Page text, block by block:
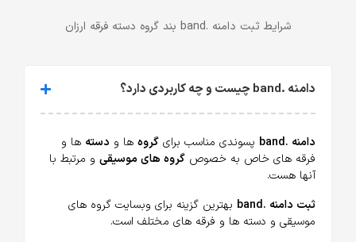
شرایط ثبت دامنه .band بند گروه دسته فرقه ارزان
دامنه .band چیست و چه کاربردی دارد؟
دامنه .band پسوندی مناسب برای گروه ها و دسته ها و
فرقه های خاص به خصوص گروه های موسیقی و مرتبط با
آنها هست.
ثبت دامنه .band
بهترین گزینه برای وبسایت گروه های
موسیقی و دسته ها و فرقه های مختلف است.